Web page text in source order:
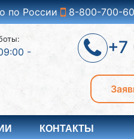
по России 8-800-700-
-
КОНТАКТЫ